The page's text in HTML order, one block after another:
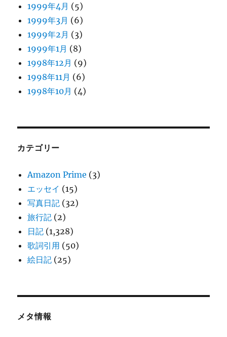
1999年4月 (5)
1999年3月 (6)
1999年2月 (3)
1999年1月 (8)
1998年12月 (9)
1998年11月 (6)
1998年10月 (4)
カテゴリー
Amazon Prime (3)
エッセイ (15)
写真日記 (32)
旅行記 (2)
日記 (1,328)
歌詞引用 (50)
絵日記 (25)
メタ情報